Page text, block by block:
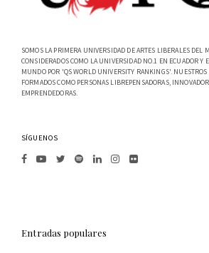
SOMOS LA PRIMERA UNIVERSIDAD DE ARTES LIBERALES DEL
CONSIDERADOS COMO LA UNIVERSIDAD NO.1 EN ECUADOR Y
MUNDO POR 'QS WORLD UNIVERSITY RANKINGS'. NUESTROS
FORMADOS COMO PERSONAS LIBREPENSADORAS,
EMPRENDEDORAS.
SÍGUENOS
Entradas populares